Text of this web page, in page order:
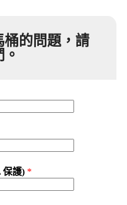
桶的問題，請
保護) *